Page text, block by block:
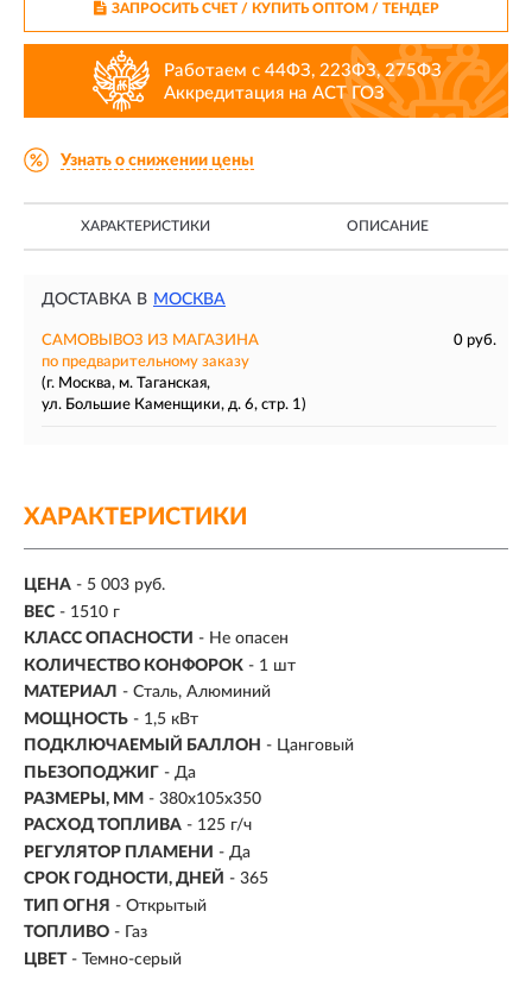
ЗАПРОСИТЬ СЧЕТ / КУПИТЬ ОПТОМ/ ТЕНДЕР
Работаем с 44ФЗ, 223ФЗ, 275ФЗ
Аккредитация на АСТ ГОЗ
Узнать о снижении цены
ХАРАКТЕРИСТИКИ ОПИСАНИЕ
ДОСТАВКА В МОСКВА
САМОВЫВОЗ ИЗ МАГАЗИНА
0 руб.
по предварительному заказу
(г. Москва, м. Таганская,
ул. Большие Каменщики, д. 6, стр. 1)
ХАРАКТЕРИСТИКИ
ЦЕНА - 5 003 руб.
ВЕС - 1510 г
КЛАСС ОПАСНОСТИ - Не опасен
КОЛИЧЕСТВО КОНФОРОК - 1 шт
МАТЕРИАЛ - Сталь, Алюминий
МОЩНОСТЬ - 1,5 кВт
ПОДКЛЮЧАЕМЫЙ БАЛЛОН - Цанговый
ПЬЕЗОПОДЖИГ - Да
РАЗМЕРЫ, ММ - 380x105x350
РАСХОД ТОПЛИВА - 125 г/ч
РЕГУЛЯТОР ПЛАМЕНИ - Да
СРОК ГОДНОСТИ, ДНЕЙ - 365
ТИП ОГНЯ - Открытый
ТОПЛИВО -
Газ
ЦВЕТ - Темно-серый